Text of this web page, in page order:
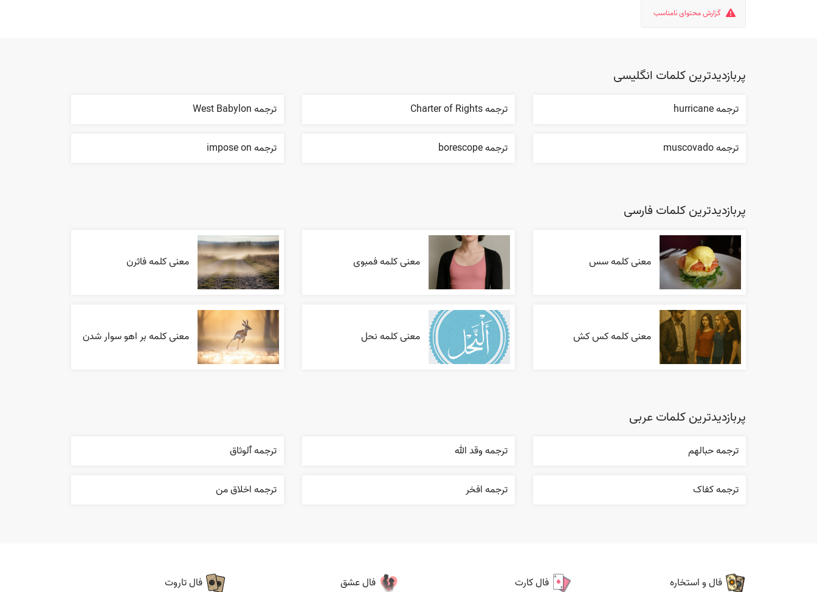
گزارش محتوای نامناسب
پربازدیدترین کلمات انگلیسی
ترجمه hurricane ترجمه Charter of Rights ترجمه West Babylon
ترجمه muscovado ترجمه borescope ترجمه impose on
پربازدیدترین کلمات فارسی
معنی کلمه سس معنی کلمه فمبوی معنی کلمه فاثرن
معنی کلمه کس کش معنی کلمه نحل معنی کلمه بر اهو سوار شدن
پربازدیدترین کلمات عربی
ترجمه حبالهم ترجمه وقد الله ترجمه ٱلوثاق
ترجمه کفاک ترجمه افخر ترجمه اخلاق من
فال و استخاره فال کارت فال عشق فال تاروت